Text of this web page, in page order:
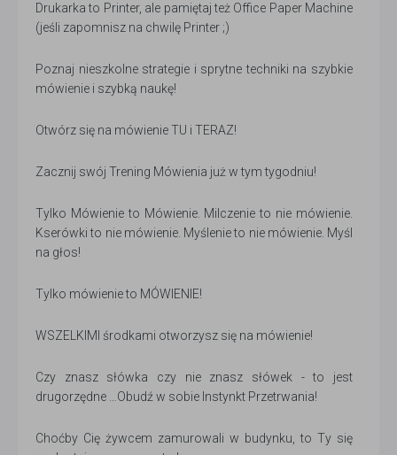
Drukarka to Printer, ale pamiętaj też Office Paper Machine
(jeśli zapomnisz na chwilę Printer ;)
Poznaj nieszkolne strategie i sprytne techniki na szybkie
mówienie i szybką naukę!
Otwórz się na mówienie TU i TERAZ!
Zacznij swój Trening Mówienia już w tym tygodniu!
Tylko Mówienie to Mówienie. Milczenie to nie mówienie.
Kserówki to nie mówienie. Myślenie to nie mówienie. Myśl
na głos!
Tylko mówienie to MÓWIENIE!
WSZELKIMI środkami otworzysz się na mówienie!
Czy znasz słówka czy nie znasz słówek - to jest
drugorzędne …Obudź w sobie Instynkt Przetrwania!
Choćby Cię żywcem zamurowali w budynku, to Ty się